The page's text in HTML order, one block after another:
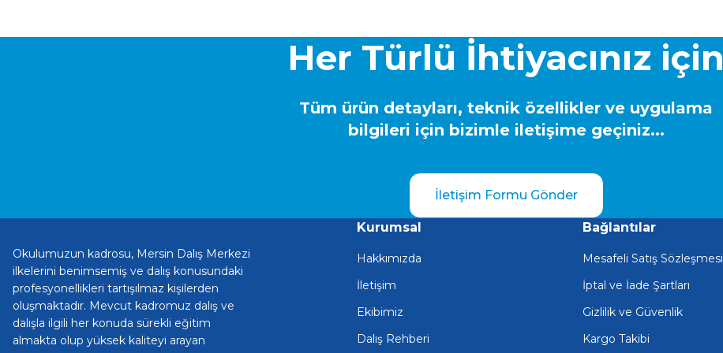
Her Türlü İhtiyacınız için
Tüm ürün detayları, teknik özellikler ve uygulama
bilgileri için bizimle iletişime geçiniz...
İletişim Formu Gönder
Okulumuzun kadrosu, Mersin Dalış Merkezi
ilkelerini benimsemiş ve dalış konusundaki
profesyonellikleri tartışılmaz kişilerden
oluşmaktadır. Mevcut kadromuz dalış ve
dalışla ilgili her konuda sürekli eğitim
almakta olup yüksek kaliteyi arayan
Kurumsal
Hakkımızda
İletişim
Ekibimiz
Dalış Rehberi
Bağlantılar
Mesafeli Satış Sözleşmesi
İptal ve İade Şartları
Gizlilik ve Güvenlik
Kargo Takibi